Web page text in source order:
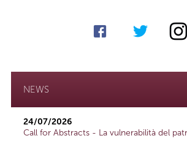
NEWS
24/07/2026
Call for Abstracts - La vulnerabilità del